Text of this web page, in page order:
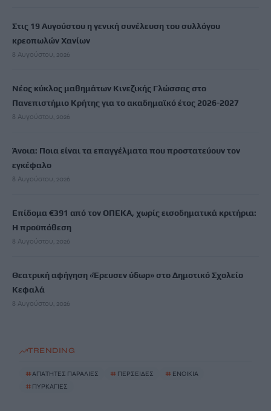
Στις 19 Αυγούστου η γενική συνέλευση του συλλόγου
κρεοπωλών Χανίων
8 Αυγούστου, 2026
Νέος κύκλος μαθημάτων Κινεζικής Γλώσσας στο
Πανεπιστήμιο Κρήτης για το ακαδημαϊκό έτος 2026-2027
8 Αυγούστου, 2026
Άνοια: Ποια είναι τα επαγγέλματα που προστατεύουν τον
εγκέφαλο
8 Αυγούστου, 2026
Επίδομα €391 από τον ΟΠΕΚΑ, χωρίς εισοδηματικά κριτήρια:
Η προϋπόθεση
8 Αυγούστου, 2026
Θεατρική αφήγηση «Έρευσεν ύδωρ» στο Δημοτικό Σχολείο
Κεφαλά
8 Αυγούστου, 2026
TRENDING
# ΑΠΑΤΗΤΕΣ ΠΑΡΑΛΙΕΣ # ΠΕΡΣΕΙΔΕΣ # ΕΝΟΙΚΙΑ
# ΠΥΡΚΑΓΙΕΣ